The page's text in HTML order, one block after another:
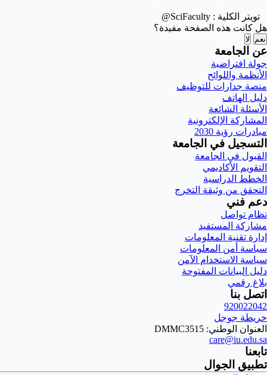
تويتر الكلية : @SciFaculty
هل كانت هذه الصفحة مفيدة؟
نعم لا
عن الجامعة
جولة افتراضية
الأنظمة واللوائح
منصة جدارات للتوظيف
دليل الهاتف
الأسئلة الشائعة
المشاركة الإلكترونية
مبادرات رؤية 2030
التسجيل في الجامعة
القبول في الجامعة
التقويم الأكاديمي
الخطط الدراسية
التحقق من وثيقة التخرج
دعم فني
نظام تواصل
مشاركة المستفيد
إدارة تقنية المعلومات
سياسة أمن المعلومات
سياسة الاستخدام الآمن
دليل البيانات المفتوحة
بلاغ رقمي
اتصل بنا
920022042
خريطة جوجل
العنوان الوطني: DMMC3515
care@iu.edu.sa
تابعنا
تطبيق الجوال